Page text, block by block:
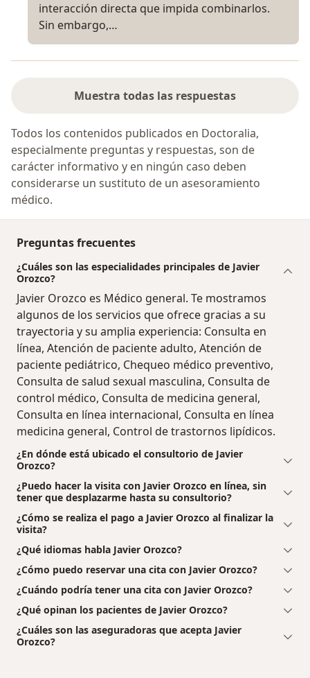
interacción directa que impida combinarlos.
Sin embargo,…
Muestra todas las respuestas
Todos los contenidos publicados en Doctoralia,
especialmente preguntas y respuestas, son de
carácter informativo y en ningún caso deben
considerarse un sustituto de un asesoramiento
médico.
Preguntas frecuentes
¿Cuáles son las especialidades principales de Javier
Orozco?
Javier Orozco es Médico general. Te mostramos
algunos de los servicios que ofrece gracias a su
trayectoria y su amplia experiencia: Consulta en
línea, Atención de paciente adulto, Atención de
paciente pediátrico, Chequeo médico preventivo,
Consulta de salud sexual masculina, Consulta de
control médico, Consulta de medicina general,
Consulta en línea internacional, Consulta en línea
medicina general, Control de trastornos lipídicos.
¿En dónde está ubicado el consultorio de Javier
Orozco?
¿Puedo hacer la visita con Javier Orozco en línea, sin
tener que desplazarme hasta su consultorio?
¿Cómo se realiza el pago a Javier Orozco al finalizar la
visita?
¿Qué idiomas habla Javier Orozco?
¿Cómo puedo reservar una cita con Javier Orozco?
¿Cuándo podría tener una cita con Javier Orozco?
¿Qué opinan los pacientes de Javier Orozco?
¿Cuáles son las aseguradoras que acepta Javier
Orozco?